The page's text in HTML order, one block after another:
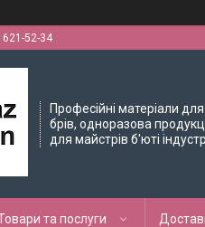
52-34
Професійні матеріали для
брів, одноразова
для майстрів б'юті
та послуги